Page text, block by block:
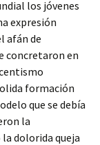
los jóvenes
expresión
afán de
concretaron en
formación
que se debía
la
dolorida queja